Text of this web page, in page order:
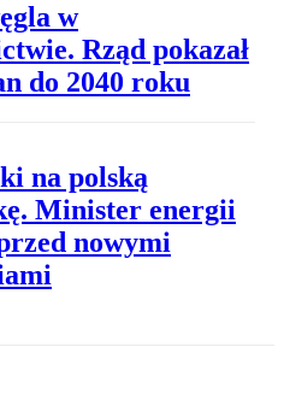
w
Rząd pokazał
do 2040 roku
na polską
Minister energii
nowymi